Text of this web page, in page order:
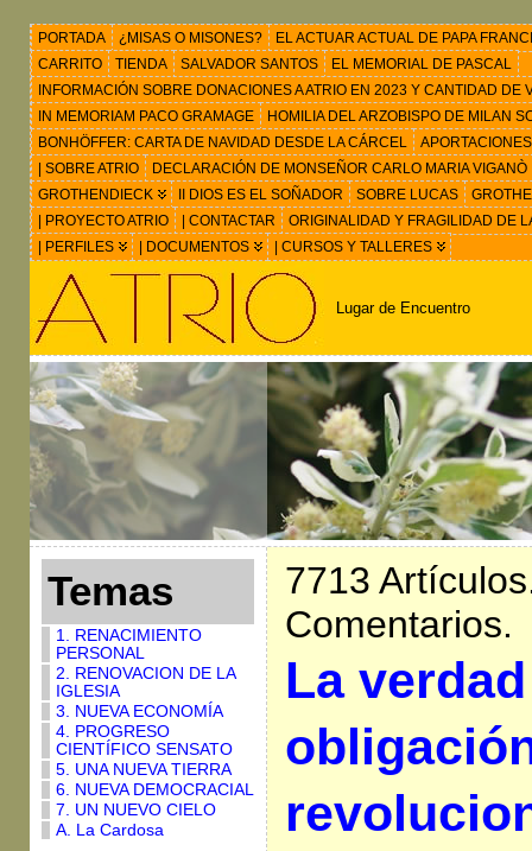
PORTADA ¿MISAS O MISONES?
EL ACTUAR ACTUAL DE PAPA
CARRITO
TIENDA SALVADOR SANTOS
EL MEMORIAL DE PASCAL
INFORMACIÓN SOBRE DONACIONES A ATRIO EN 2023 Y CANTIDAD
IN MEMORIAM PACO GRAMAGE
HOMILIA DEL ARZOBISPO DE MILAN
BONHÖFFER: CARTA DE NAVIDAD DESDE LA CÁRCEL
| SOBRE ATRIO
DECLARACIÓN DE MONSEÑOR CARLO MARIA VIGANÒ
GROTHENDIECK
II DIOS ES EL SOÑADOR SOBRE LUCAS
| PROYECTO ATRIO
| CONTACTAR
ORIGINALIDAD Y FRAGILIDAD DE
| PERFILES
| DOCUMENTOS | CURSOS Y TALLERES
Lugar de Encuentro
Temas
1. RENACIMIENTO
PERSONAL
2. RENOVACION DE LA
IGLESIA
3. NUEVA ECONOMÍA
4. PROGRESO
CIENTÍFICO SENSATO
5. UNA NUEVA TIERRA
6. NUEVA DEMOCRACIAL
7. UN NUEVO CIELO
A. La Cardosa
7713
Comentarios.
La